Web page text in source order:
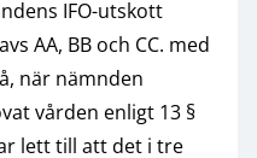
IFO-utskott
AA, BB och CC. med
när nämnden
vården enligt 13 §
lett till att det i tre